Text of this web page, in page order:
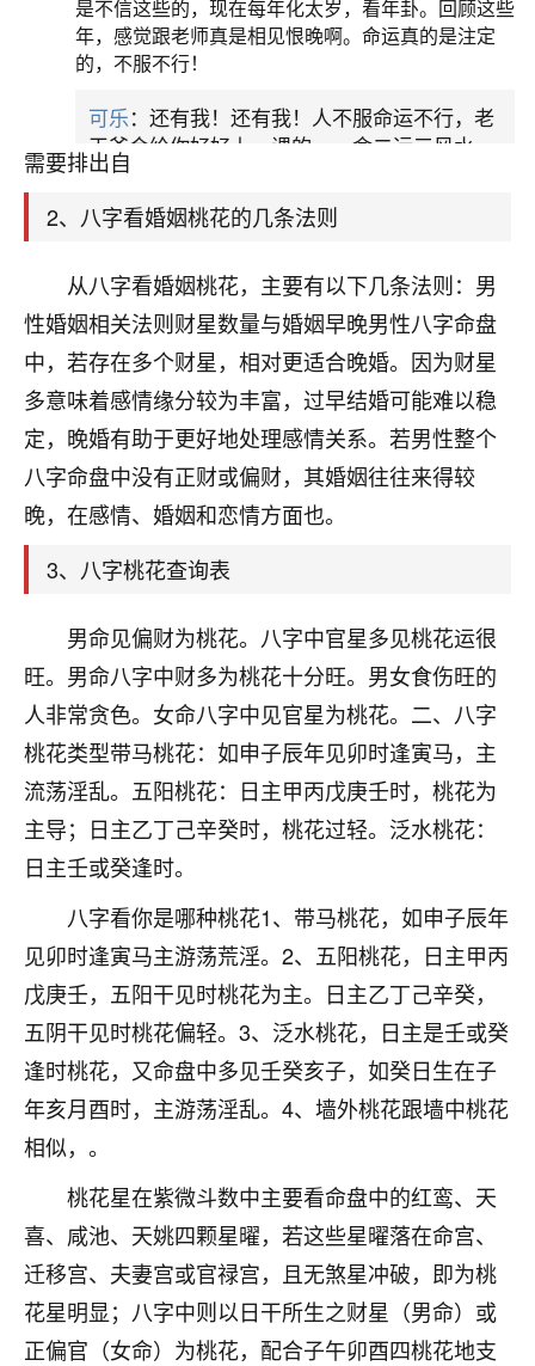
字命理中，男生以正财为妻为正缘，女生以正官为
夫为正缘。如果一个人的八字中没有正财或正官，
也可以看偏财和偏官。这是判断对方是否为正缘的
基本出发点。要判断对方是否是自己的正缘，首先
需要排出自
2、八字看婚姻桃花的几条法则
从八字看婚姻桃花，主要有以下几条法则：男
性婚姻相关法则财星数量与婚姻早晚男性八字命盘
中，若存在多个财星，相对更适合晚婚。因为财星
多意味着感情缘分较为丰富，过早结婚可能难以稳
定，晚婚有助于更好地处理感情关系。若男性整个
八字命盘中没有正财或偏财，其婚姻往往来得较
晚，在感情、婚姻和恋情方面也。
3、八字桃花查询表
男命见偏财为桃花。八字中官星多见桃花运很
旺。男命八字中财多为桃花十分旺。男女食伤旺的
人非常贪色。女命八字中见官星为桃花。二、八字
桃花类型带马桃花：如申子辰年见卯时逢寅马，主
流荡淫乱。五阳桃花：日主甲丙戊庚壬时，桃花为
主导；日主乙丁己辛癸时，桃花过轻。泛水桃花：
日主壬或癸逢时。
八字看你是哪种桃花1、带马桃花，如申子辰年
见卯时逢寅马主游荡荒淫。2、五阳桃花，日主甲丙
戊庚壬，五阳干见时桃花为主。日主乙丁己辛癸，
五阴干见时桃花偏轻。3、泛水桃花，日主是壬或癸
逢时桃花，又命盘中多见壬癸亥子，如癸日生在子
年亥月酉时，主游荡淫乱。4、墙外桃花跟墙中桃花
相似，。
桃花星在紫微斗数中主要看命盘中的红鸾、天
喜、咸池、天姚四颗星曜，若这些星曜落在命宫、
迁移宫、夫妻宫或官禄宫，且无煞星冲破，即为桃
花星明显；八字中则以日干所生之财星（男命）或
正偏官（女命）为桃花，配合子午卯酉四桃花地支
是不信这些的，现在每年化太岁，看年卦。回顾这些
年，感觉跟老师真是相见恨晚啊。命运真的是注定
的，不服不行！
可乐：还有我！还有我！人不服命运不行，老
天爷会给你好好上一课的。一命二运三风水，
哪样不服都不行！
平安是福：我也是每年找老师化太岁，看年
卦，认识老师3年了，都是缘分啊！
17分钟前 来自湖北 19
心若莲花
我是做餐饮的，这两年，生意屡屡受挫，店开一家关
一家，要么生意不好，生意好的就出事。前些年攒的
家底快败光了，真是倒霉！我也想找人看看到底怎么
回事？
鹿森：你可以找老师看看，人有时不服命不行
太阳当空赵：我也做餐饮的，生意不算大，但
址、风水、还有开业日子，哪哪都看了，虽然
大环境不好，但是我家生意还可以，前几天又
刚找老师做了补财库，希望财运更好一点！
2小时前 来自海南 18
梦醒时分
我女儿高二叛逆，大半年不上学，一说她就要死要活
的，把我们两口子愁的不行，朋友给我推荐的慧来老
师，一开始我是病急乱投医，这半年来，法事一个个
做完，我女儿跟变了个人一样，不期望她能考多好的
大学，只要能安安稳稳的把书读了，身体心理都健健
康康的我就很知足了！
鹿森：可怜天下父母心啊！
3小时前 来自河北 16
付深
我是公司人事调整，有升迁机会，但同时竞争的我们
三个，找老师的时候是抱着侥幸心理，没想到老师看
着我晋升有望，我半信半疑的按照老师建议，做了化
太岁还有一个发钱粮，本来年前的人事调整，拖到年
后，我以为都没戏了，结果开年一上班，开会提拔升
职第一个就是我，职务无所谓，主要是底薪加了
3000，非常开心，无论如何，感恩感谢！🙏🏻